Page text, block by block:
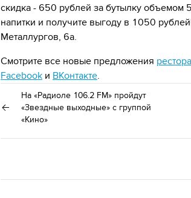
скидка - 650 рублей за бутылку
напитки и получите выгоду в 1050
Металлургов, 6а.
Смотрите все новые предложения
Facebook и ВКонтакте.
На «Радиоле 106.2 FM» пройдут
«Звездные выходные» с группой
«Кино»